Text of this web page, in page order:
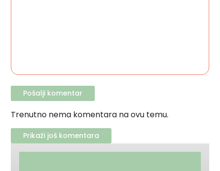
Trenutno nema komentara na ovu temu.
Prikaži još komentara